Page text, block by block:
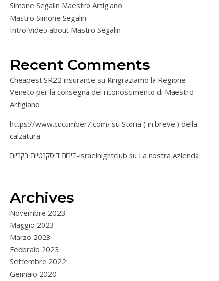
Simone Segalin Maestro Artigiano
Mastro Simone Segalin
Intro Video about Mastro Segalin
Recent Comments
Cheapest SR22 insurance su Ringraziamo la Regione
Veneto per la consegna del riconoscimento di Maestro
Artigiano
https://www.cucumber7.com/ su Storia ( in breve ) della
calzatura
דירות דיסקרטיות בקריות-israelnightclub su La nostra Azienda
Archives
Novembre 2023
Maggio 2023
Marzo 2023
Febbraio 2023
Settembre 2022
Gennaio 2020